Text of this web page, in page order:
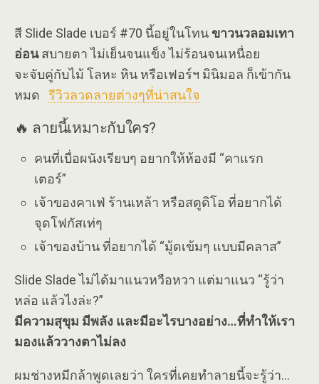
สี Slide Slade เบอร์ #70 นี้อยู่ในโทน ขาวนวลอมเทา
อ่อนสบายตา ไม่เย็นจนแข็ง ไม่ร้อนจนเหนื่อย
จะจับคู่กับไม้ โลหะ หิน หรือเฟอร์ฯ มินิมอล ก็เข้ากัน
หมด รีวิวลวดลายต่างๆที่น่าสนใจ
🔥 ลายนี้เหมาะกับใคร?
คนที่เบื่อผนังเรียบๆ อยากให้ห้องมี “คาแรก
เตอร์”
เจ้าของคาเฟ่ ร้านเหล้า หรือสตูดิโอ ที่อยากได้
จุดโฟกัสเท่ๆ
เจ้าของบ้าน ที่อยากได้ “มู้ดเข้มๆ แบบมีคลาส”
Slide Slade ไม่ได้มาแนวหวือหวา แต่มาแนว “รู้ว่า
หล่อ แล้วไงล่ะ?”
มีความสุขุม มีพลัง และมีอะไรบางอย่าง…ที่ทำให้เรา
มองแล้ววางตาไม่ลง
ผมช่างหมีกล้าพูดเลยว่า ใครที่เคยทำลายนี้จะรู้ว่า…